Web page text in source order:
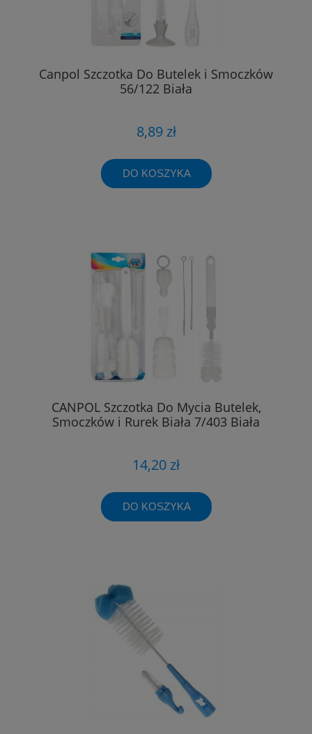
Canpol Szczotka Do Butelek i Smoczków
56/122 Biała
8,89 zł
DO KOSZYKA
CANPOL Szczotka Do Mycia Butelek,
Smoczków i Rurek Biała 7/403 Biała
14,20 zł
DO KOSZYKA